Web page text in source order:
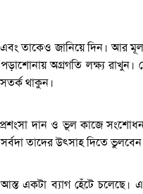
এবং তাকেও জানিয়ে দিন। আর
অগ্রগতি লক্ষ্য
থাকুন।
প্রশংসা দান ও ভূল কাজে
তাদের উৎসাহ দিতে ভুলবেন
একটা ব্যাগ হেঁটে চলেছে।